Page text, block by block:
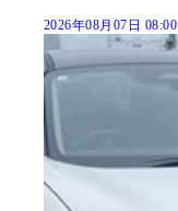
2026年08月07日 08:00